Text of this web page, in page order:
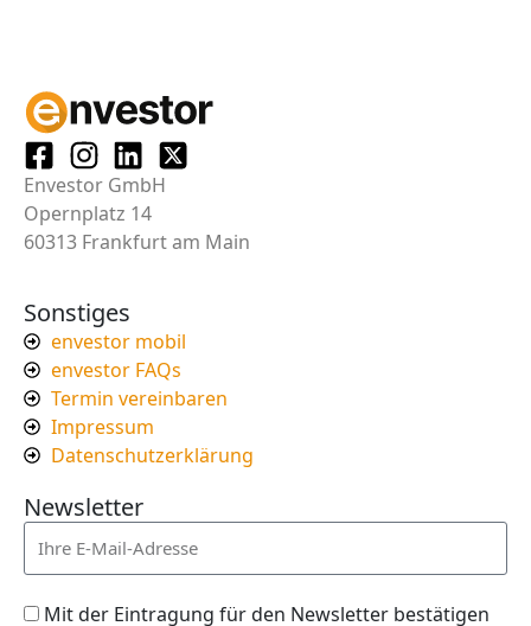
Envestor GmbH
Opernplatz 14
60313 Frankfurt am Main
Sonstiges
envestor mobil
envestor FAQs
Termin vereinbaren
Impressum
Datenschutzerklärung
Newsletter
Mit der Eintragung für den Newsletter bestätigen